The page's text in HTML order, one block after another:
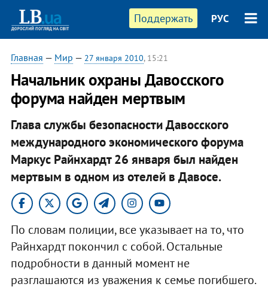
Поддержать РУС
Главная — Мир — 27 января 2010, 15:21
Начальник охраны Давосского
форума найден мертвым
Глава службы безопасности Давосского
международного экономического форума
Маркус Райнхардт 26 января был найден
мертвым в одном из отелей в Давосе.
По словам полиции, все указывает на то, что
Райнхардт покончил с собой. Остальные
подробности в данный момент не
разглашаются из уважения к семье погибшего.